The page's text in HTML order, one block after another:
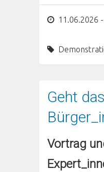
11.06.2026
Geht
Vortrag